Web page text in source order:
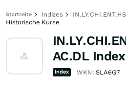
Startseite Indizes
Historische Kurse
AC.DL Index
Index WKN:SLA6G7